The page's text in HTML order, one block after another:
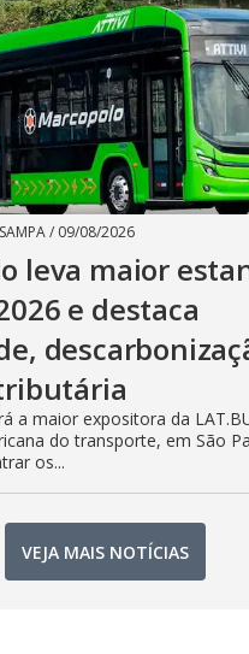
/ 09/08/2026
leva maior
e destaca
a maior expositora da
do transporte, em São
os...
VEJA MAIS NOTÍCIAS